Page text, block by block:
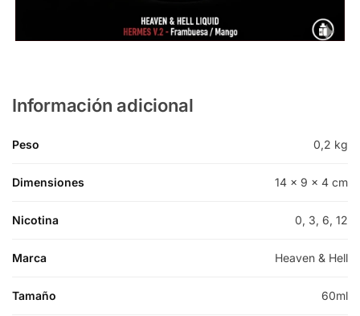
Información adicional
Peso 0,2 kg
Dimensiones 14 × 9 × 4 cm
Nicotina 0, 3, 6, 12
Marca Heaven & Hell
Tamaño 60ml